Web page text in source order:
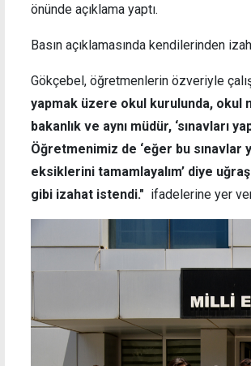
önünde açıklama yaptı.
Basın açıklamasında kendilerinden
Gökçebel, öğretmenlerin özveriyle
yapmak üzere okul kurulunda, okul
bakanlık ve aynı müdür, ‘sınavları
Öğretmenimiz de ‘eğer bu sınavlar
eksiklerini tamamlayalım’ diye
gibi izahat istendi." ifadelerine yer
Şehir plancıları uyardı: Anıtlar kararı